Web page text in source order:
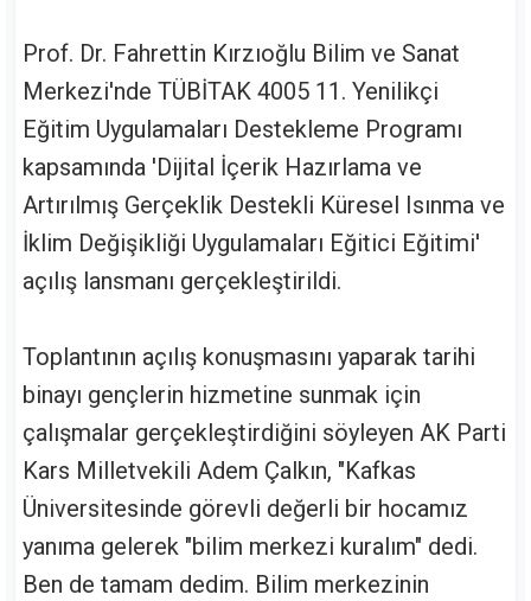
Prof. Dr. Fahrettin Kırzıoğlu Bilim ve Sanat
Merkezi'nde TÜBİTAK 4005 11. Yenilikçi
Eğitim Uygulamaları Destekleme Programı
kapsamında 'Dijital İçerik Hazırlama ve
Artırılmış Gerçeklik Destekli Küresel Isınma ve
İklim Değişikliği Uygulamaları Eğitici Eğitimi'
açılış lansmanı gerçekleştirildi.
Toplantının açılış konuşmasını yaparak tarihi
binayı gençlerin hizmetine sunmak için
çalışmalar gerçekleştirdiğini söyleyen AK Parti
Kars Milletvekili Adem Çalkın, "Kafkas
Üniversitesinde görevli değerli bir hocamız
yanıma gelerek "bilim merkezi kuralım" dedi.
Ben de tamam dedim. Bilim merkezinin